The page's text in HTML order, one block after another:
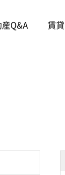
Q&A
賃貸